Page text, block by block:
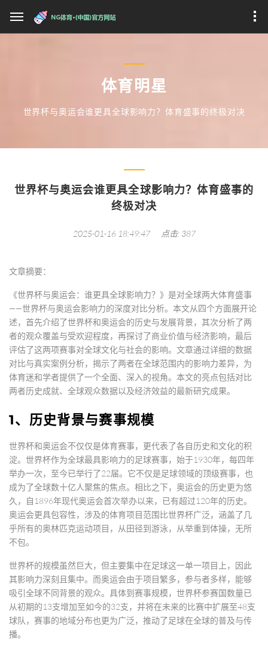
体育明星
世界杯与奥运会谁更具全球影响力？体育盛事的终极对决
世界杯与奥运会谁更具全球影响力？体育盛事的
终极对决
2025-01-16 18:49:47 点击: 387
文章摘要：
《世界杯与奥运会：谁更具全球影响力？》是对全球两大体育盛事
——世界杯与奥运会影响力的深度对比分析。本文从四个方面展开论
述，首先介绍了世界杯和奥运会的历史与发展背景，其次分析了两
者的观众覆盖与受欢迎程度，再探讨了商业价值与经济影响，最后
评估了这两项赛事对全球文化与社会的影响。文章通过详细的数据
对比与真实案例分析，揭示了两者在全球范围内的影响力差异，为
体育迷和学者提供了一个全面、深入的视角。本文的亮点包括对比
两者历史成就、全球观众数据以及经济效益的最新研究成果。
1、历史背景与赛事规模
世界杯和奥运会不仅仅是体育赛事，更代表了各自历史和文化的积
淀。世界杯作为全球最具影响力的足球赛事，始于1930年，每四年
举办一次，至今已举行了22届。它不仅是足球领域的顶级赛事，也
成为了全球数十亿人聚焦的焦点。相比之下，奥运会的历史更为悠
久，自1896年现代奥运会首次举办以来，已有超过120年的历史。
奥运会更具包容性，涉及的体育项目范围比世界杯广泛，涵盖了几
乎所有的奥林匹克运动项目，从田径到游泳，从举重到体操，无所
不包。
世界杯的规模虽然巨大，但主要集中在足球这一单一项目上，因此
其影响力深刻且集中。而奥运会由于项目繁多，参与者多样，能够
吸引全球不同背景的观众。具体到赛事规模，世界杯参赛国数量已
从初期的13支增加至如今的32支，并将在未来的比赛中扩展至48支
球队，赛事的地域分布也更为广泛，推动了足球在全球的普及与传
播。